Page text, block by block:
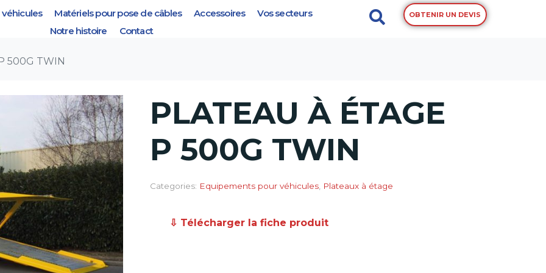
Matériels pour pose de câbles Accessoires
Vos secteurs
Notre histoire
Contact
OBTENIR UN DEVIS
500G TWIN
500G TWIN
PLATEAU À ÉTAGE
P 500G TWIN
Categories: Equipements pour véhicules Plateaux à étage
⇩ Télécharger la fiche produit